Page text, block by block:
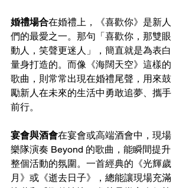
婚禮場合在婚禮上，《喜歡你》是新人
們的最愛之一。那句「喜歡你，那雙眼
動人，笑聲更迷人」，簡直就是為表白
量身打造的。而像《海闊天空》這樣的
歌曲，則常常出現在婚禮尾聲，用來鼓
勵新人在未來的生活中勇敢追夢、攜手
前行。
宴會與酒會在宴會或高端酒會中，現場
樂隊演奏 Beyond 的歌曲，能瞬間提升
整個活動的氛圍。一首經典的《光輝歲
月》或《逝去日子》，總能讓現場充滿